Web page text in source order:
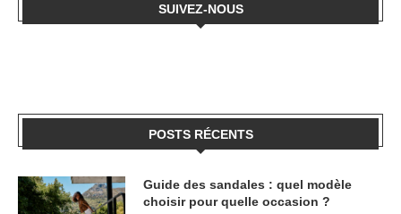
SUIVEZ-NOUS
POSTS RÉCENTS
Guide des sandales : quel modèle
choisir pour quelle occasion ?